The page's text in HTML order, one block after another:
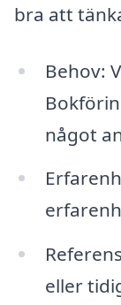
bra att
Behov:
något
eller